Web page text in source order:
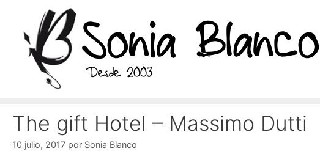
contenido
The gift Hotel – Massimo Dutti
10 julio, 2017 por Sonia Blanco